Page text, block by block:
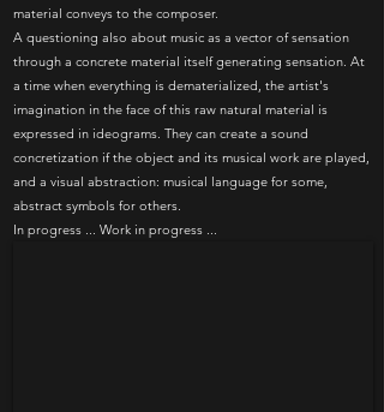
material conveys to the composer.
A questioning also about music as a vector of sensation
through a concrete material itself generating sensation. At
a time when everything is dematerialized, the artist's
imagination in the face of this raw natural material is
expressed in ideograms. They can create a sound
concretization if the object and its musical work are played,
and a visual abstraction: musical language for some,
abstract symbols for others.
In progress ... Work in progress ...